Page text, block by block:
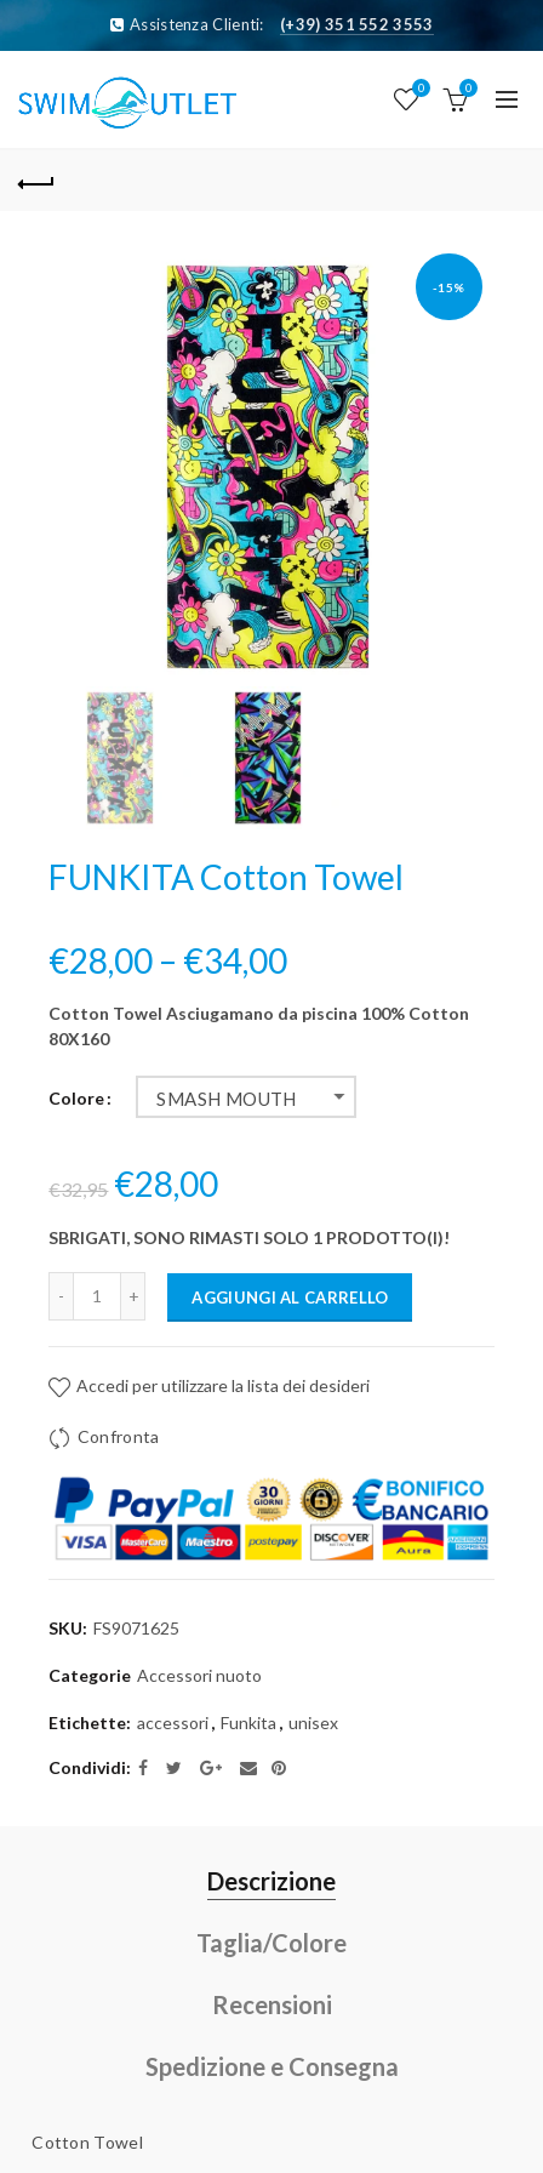
Assistenza Clienti: (+39) 351 552 3553
0 0
-15%
FUNKITA Cotton Towel
€28,00 – €34,00
Cotton Towel Asciugamano da piscina 100% Cotton
80X160
Colore SMASH MOUTH
€32,95 €28,00
SBRIGATI, SONO RIMASTI SOLO 1 PRODOTTO(I)!
AGGIUNGI AL CARRELLO
Accedi per utilizzare la lista dei desideri
Confronta
SKU: FS9071625
Categorie Accessori nuoto
Etichette: accessori, Funkita , unisex
Condividi
Descrizione
Taglia/Colore
Recensioni
Spedizione e Consegna
Cotton Towel